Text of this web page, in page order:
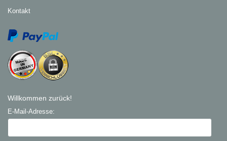
Kontakt
Willkommen zurück!
E-Mail-Adresse: